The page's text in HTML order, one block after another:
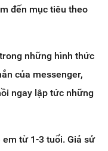
đến mục tiêu theo
những hình thức
của messenger,
ngay lập tức những
từ 1-3 tuổi. Giả sử